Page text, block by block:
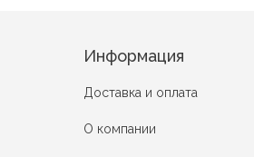
Информация
Доставка и оплата
О компании